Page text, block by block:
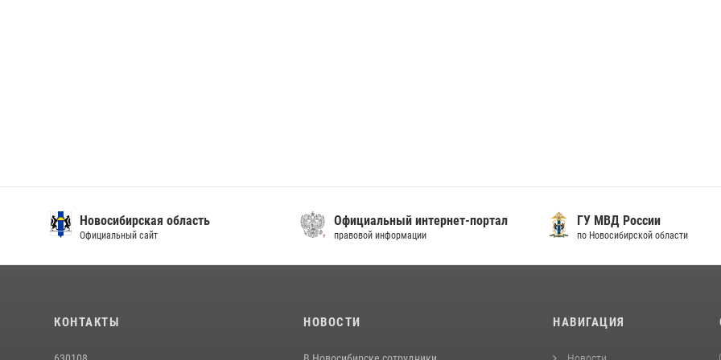
Новосибирская область
Официальный сайт
Официальный интернет-портал
правовой информации
ГУ МВД России
по Новосибирской области
КОНТАКТЫ НОВОСТИ НАВИГАЦИЯ